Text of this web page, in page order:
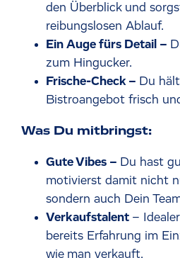
den Überblick und
reibungslosen Ablauf.
Ein Auge fürs Detail –
zum Hingucker.
Frische-Check – Du
Bistroangebot frisch
Was Du mitbringst:
Gute Vibes – Du hast
motivierst damit nicht
sondern auch Dein
Verkaufstalent –
bereits Erfahrung im
wie man verkauft.